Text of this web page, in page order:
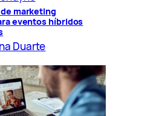
marketing
eventos híbridos
Duarte